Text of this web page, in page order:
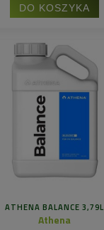
DO KOSZYKA
ATHENA BALANCE 3,79L
Athena